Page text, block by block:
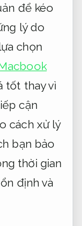
để kéo
lý do
chọn
tốt thay vì
cận
cách xử lý
bạn bảo
thời gian
định và